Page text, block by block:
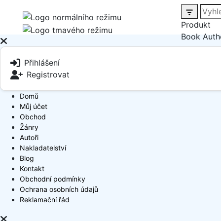
Produkt
Book
Přihlášení
Registrovat
Domů
Můj účet
Obchod
Žánry
Autoři
Nakladatelství
Blog
Kontakt
Obchodní podmínky
Ochrana osobních údajů
Reklamační řád